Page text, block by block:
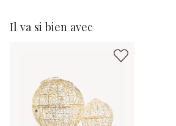
Il va si bien avec